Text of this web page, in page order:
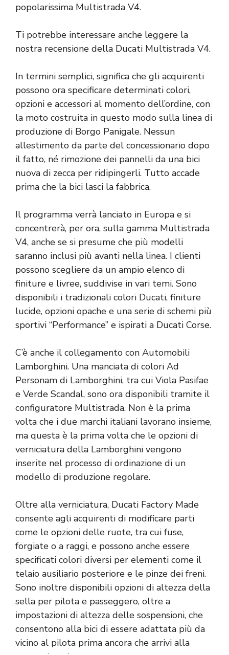
popolarissima Multistrada V4.
Ti potrebbe interessare anche leggere la
nostra recensione della Ducati Multistrada V4.
In termini semplici, significa che gli acquirenti
possono ora specificare determinati colori,
opzioni e accessori al momento dell’ordine, con
la moto costruita in questo modo sulla linea di
produzione di Borgo Panigale. Nessun
allestimento da parte del concessionario dopo
il fatto, né rimozione dei pannelli da una bici
nuova di zecca per ridipingerli. Tutto accade
prima che la bici lasci la fabbrica.
Il programma verrà lanciato in Europa e si
concentrerà, per ora, sulla gamma Multistrada
V4, anche se si presume che più modelli
saranno inclusi più avanti nella linea. I clienti
possono scegliere da un ampio elenco di
finiture e livree, suddivise in vari temi. Sono
disponibili i tradizionali colori Ducati, finiture
lucide, opzioni opache e una serie di schemi più
sportivi “Performance” e ispirati a Ducati Corse.
C’è anche il collegamento con Automobili
Lamborghini. Una manciata di colori Ad
Personam di Lamborghini, tra cui Viola Pasifae
e Verde Scandal, sono ora disponibili tramite il
configuratore Multistrada. Non è la prima
volta che i due marchi italiani lavorano insieme,
ma questa è la prima volta che le opzioni di
verniciatura della Lamborghini vengono
inserite nel processo di ordinazione di un
modello di produzione regolare.
Oltre alla verniciatura, Ducati Factory Made
consente agli acquirenti di modificare parti
come le opzioni delle ruote, tra cui fuse,
forgiate o a raggi, e possono anche essere
specificati colori diversi per elementi come il
telaio ausiliario posteriore e le pinze dei freni.
Sono inoltre disponibili opzioni di altezza della
sella per pilota e passeggero, oltre a
impostazioni di altezza delle sospensioni, che
consentono alla bici di essere adattata più da
vicino al pilota prima ancora che arrivi alla